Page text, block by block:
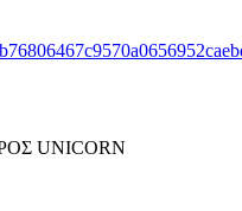
UNICORN